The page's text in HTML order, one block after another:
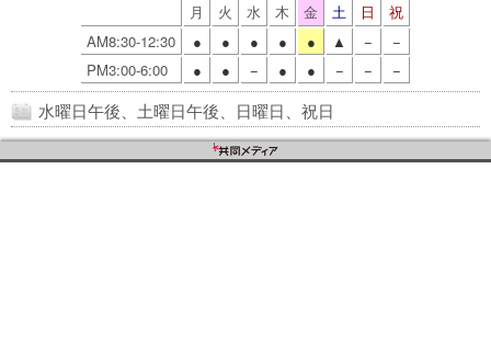
月 火 水 木 金 土 日
祝
AM8:30-12:30
● ● ● ● ● ▲ −
−
PM3:00-6:00
● ● − ● ● − − −
水曜日午後、土曜日午後、日曜日、祝日